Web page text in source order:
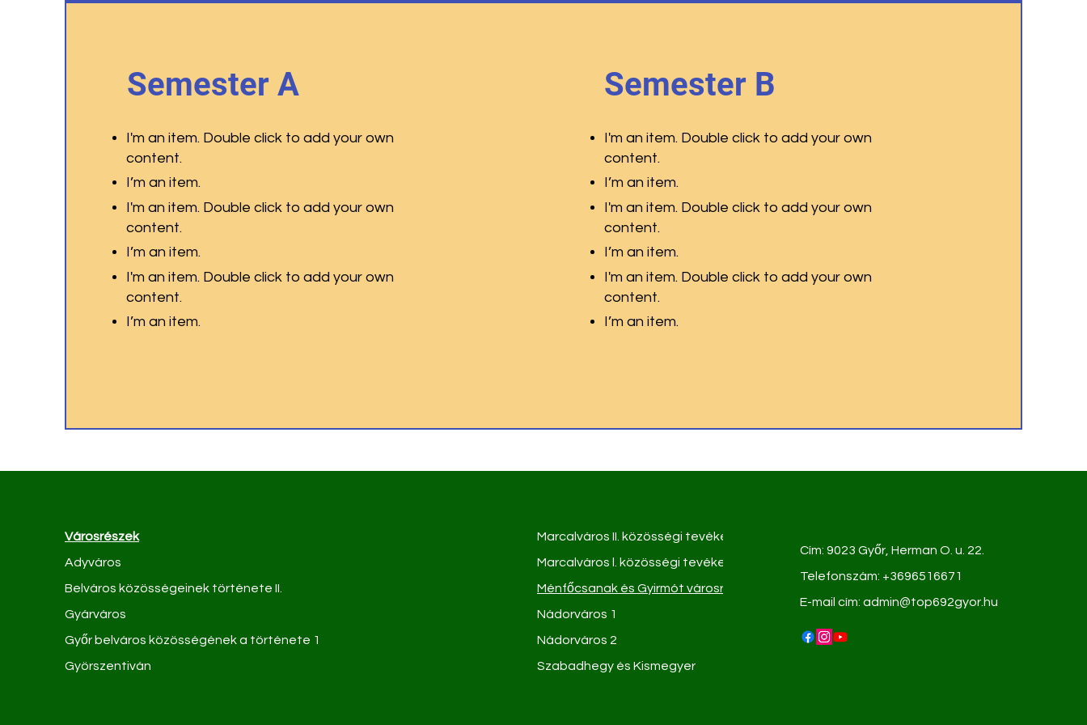
Semester A
I'm an item. Double click to add your own
content.
I’m an item.
I'm an item. Double click to add your own
content.
I’m an item.
I'm an item. Double click to add your own
content.
I’m an item.
Semester B
I'm an item. Double click to add your own
content.
I’m an item.
I'm an item. Double click to add your own
content.
I’m an item.
I'm an item. Double click to add your own
content.
I’m an item.
Városrészek
Adyváros
Belváros közösségeinek története II.
Gyárváros
Győr belváros közösségének a története 1
Györszentiván
Marcalváros II. közösségi tevékenysége 2
Marcalváros l. közösségi tevékenysége
Ménfőcsanak és Gyirmót városrész közösségei
Nádorváros 1
Nádorváros 2
Szabadhegy és Kismegyer
Cím: 9023 Győr, Herman O. u. 22.
Telefonszám: +3696516671
E-mail cím:admin@top692gyor.hu